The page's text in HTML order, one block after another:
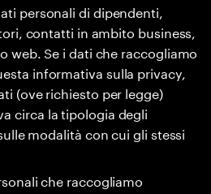
personali di dipendenti,
contatti in ambito business,
web. Se i dati che raccogliamo
informativa sulla privacy,
(ove richiesto per legge)
circa la tipologia degli
modalità con cui gli stessi
che raccogliamo